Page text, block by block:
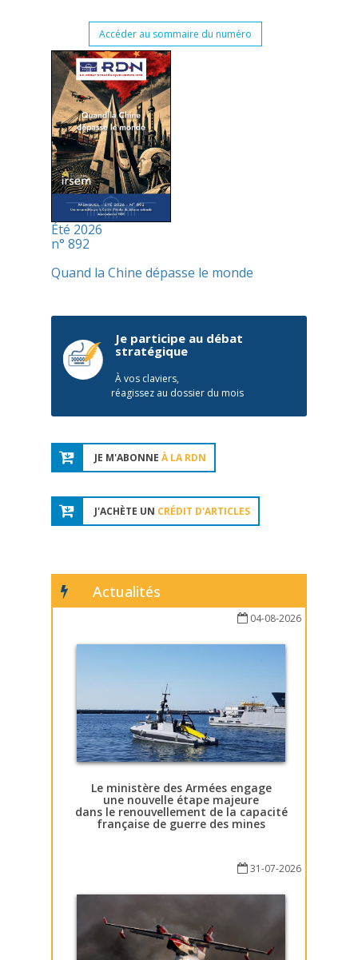
Accéder au sommaire du numéro
Été 2026
n° 892
Quand la Chine dépasse le monde
Je participe au débat
stratégique
À vos claviers,
réagissez au dossier du mois
JE M'ABONNE À LA RDN
J'ACHÈTE UN CRÉDIT D'ARTICLES
Actualités
04-08-2026
Le ministère des Armées engage
une nouvelle étape majeure
dans le renouvellement de la capacité
française de guerre des mines
31-07-2026